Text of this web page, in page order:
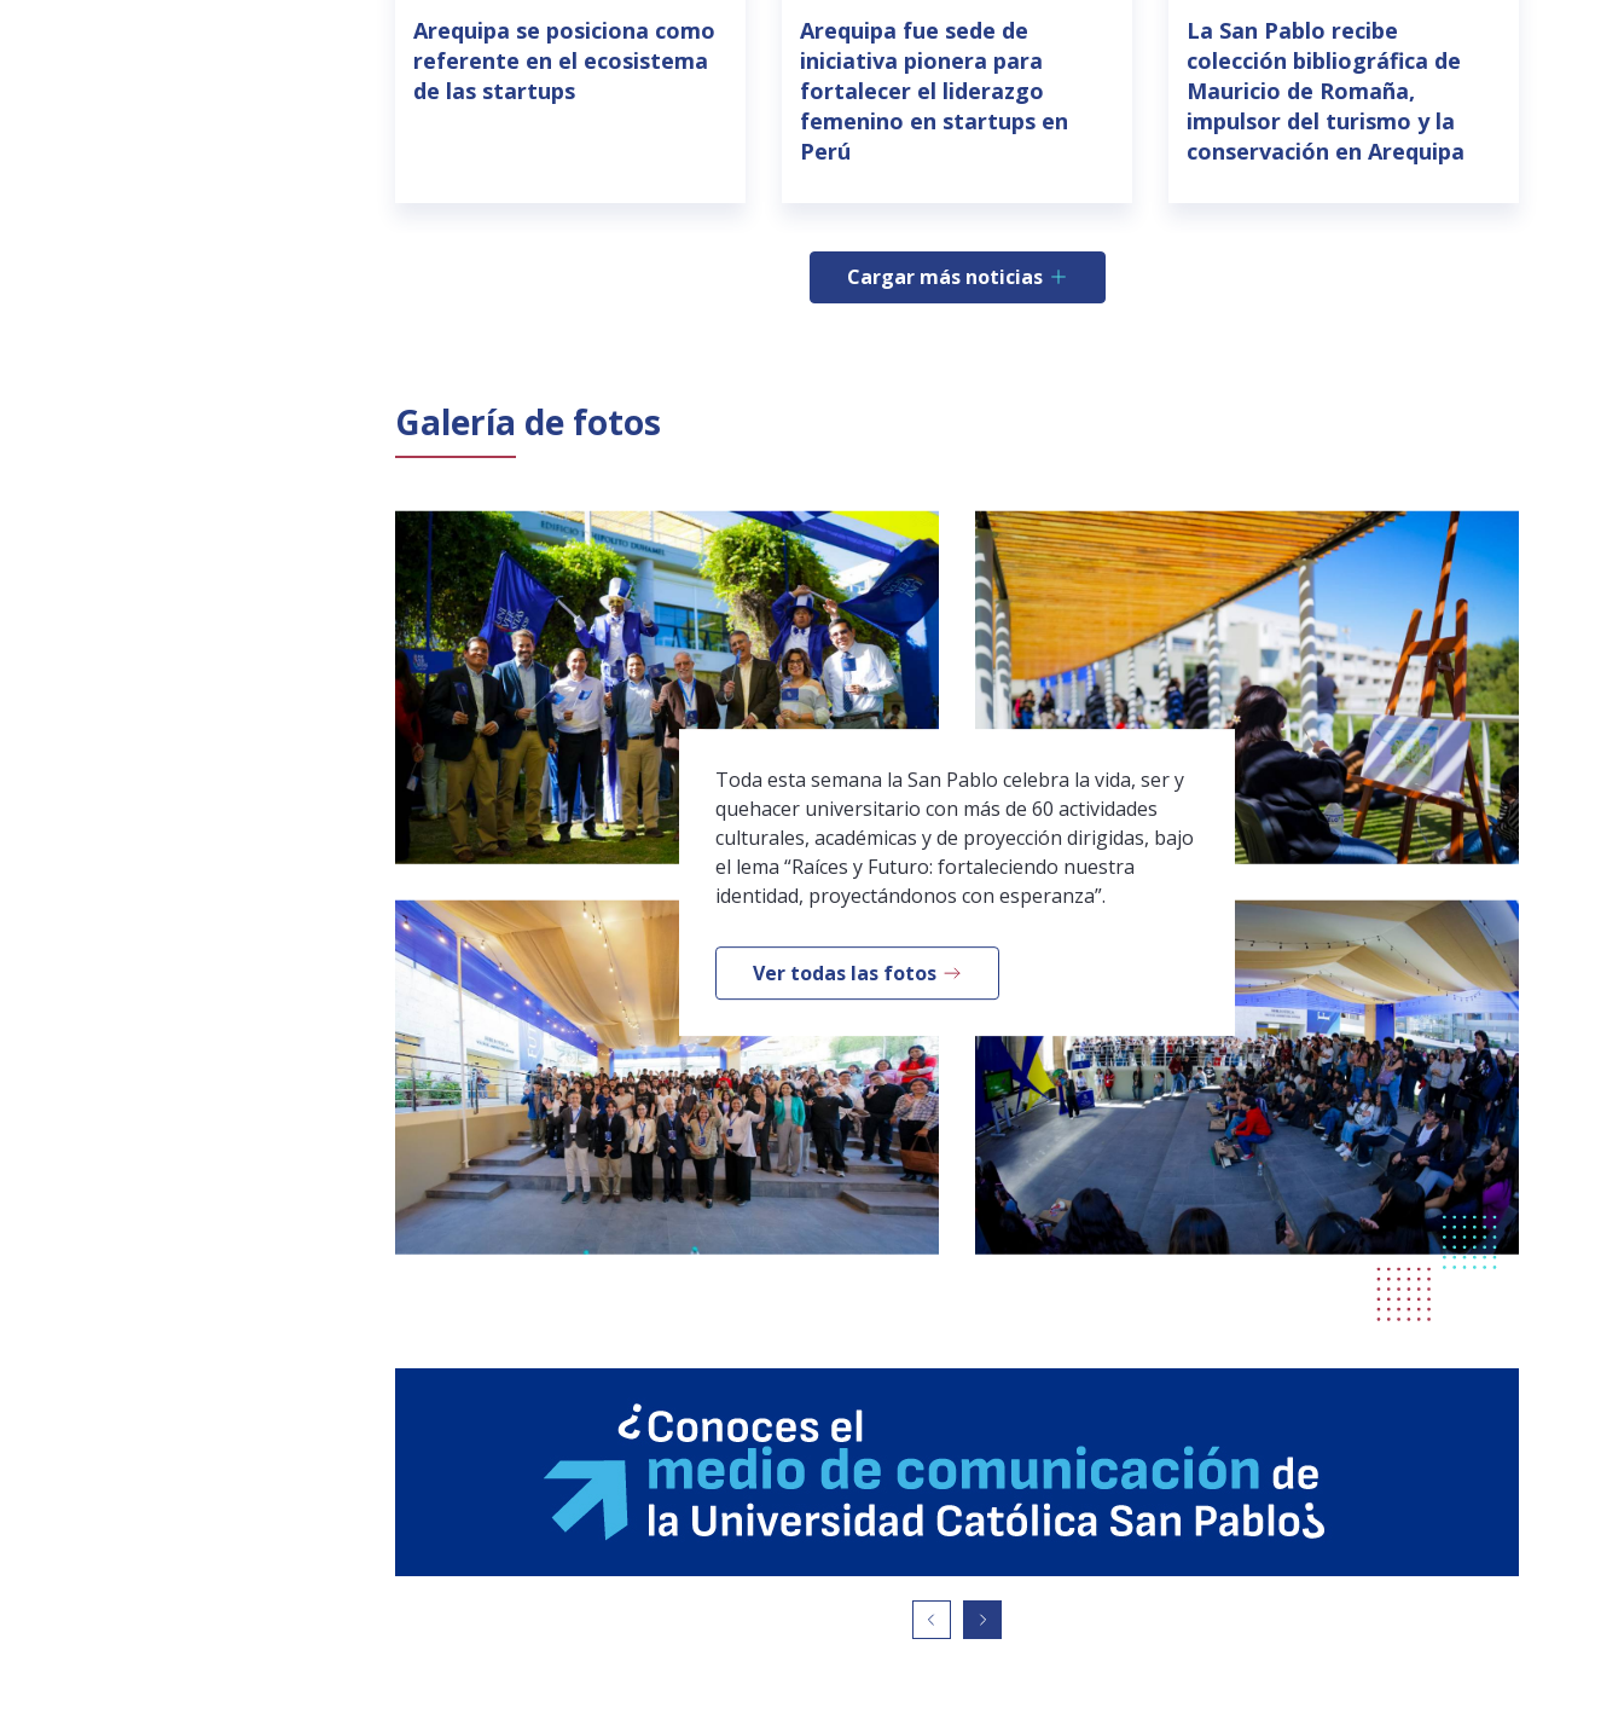
Arequipa se posiciona como
referente en el ecosistema
de las startups
Arequipa fue sede de
iniciativa pionera para
fortalecer el liderazgo
femenino en startups en
Perú
La San Pablo recibe
colección bibliográfica de
Mauricio de Romaña,
impulsor del turismo y la
conservación en Arequipa
Cargar más noticias
Galería de fotos
Toda esta semana la San Pablo celebra la vida, ser y
quehacer universitario con más de 60 actividades
culturales, académicas y de proyección dirigidas, bajo
el lema “Raíces y Futuro: fortaleciendo nuestra
identidad, proyectándonos con esperanza”.
Ver todas las fotos